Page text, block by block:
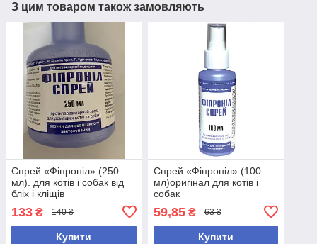
З цим товаром також замовляють
Спрей «Фіпроніл» (250
мл). для котів і собак від
бліх і кліщів
133 ₴ 140 ₴
Купити
Спрей «Фіпроніл» (100
мл)оригінал для котів і
собак
59,85₴ 63 ₴
Купити